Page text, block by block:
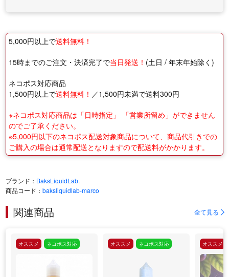
5,000円以上で送料無料！
15時までのご注文・決済完了で当日発送！ (土日 / 年末年始除く)
ネコポス対応商品
1,500円以上で送料無料！ ／1,500円未満で送料300円
※ネコポス対応商品は「日時指定」 「営業所留め」ができません
のでご了承ください。
※5,000円以下のネコポス配送対象商品について、商品代引きでの
ご購入の場合は通常配送となりますので配送料がかかります。
ブランド： BaksLiquidLab.
商品コード：baksliquidlab-marco
関連商品 全て見る
オススメ ネコポス対応 オススメ ネコポス対応 オススメ